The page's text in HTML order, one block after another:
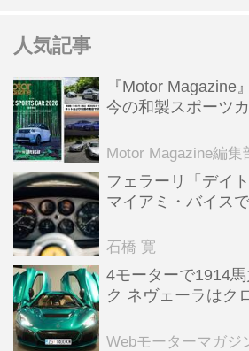
人気記事
『Motor Magazine
今の和製スポーツ
Motor Magazine編集
フェラーリ「デイ
マイアミ・バイス
石橋 寛
4モーターで1914
ク ネヴェーラはク
全版／115】
Webモーターマガジ